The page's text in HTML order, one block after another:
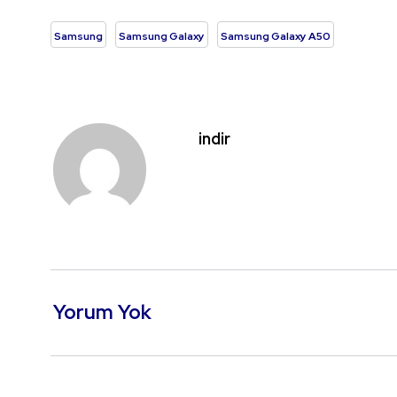
Samsung Samsung Galaxy Samsung Galaxy A50
indir
Yorum Yok